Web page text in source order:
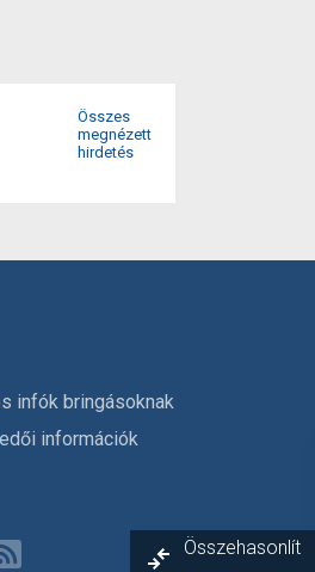
Összes
megnézett
hirdetés
infók bringásoknak
információk
Összehasonlít